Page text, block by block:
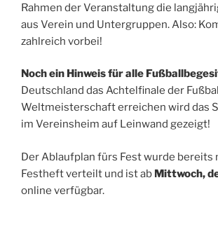
Rahmen der Veranstaltung die
aus Verein und Untergruppen. Also:
zahlreich vorbei!
Noch ein Hinweis für alle
Deutschland das Achtelfinale der
Weltmeisterschaft erreichen wird das
im Vereinsheim auf Leinwand gezeigt!
Der Ablaufplan fürs Fest wurde bereits
Festheft verteilt und ist ab Mittwoch,
online verfügbar.